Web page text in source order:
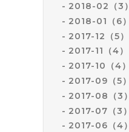
2018-02（3）
2018-01（6）
2017-12（5）
2017-11（4）
2017-10（4）
2017-09（5）
2017-08（3）
2017-07（3）
2017-06（4）